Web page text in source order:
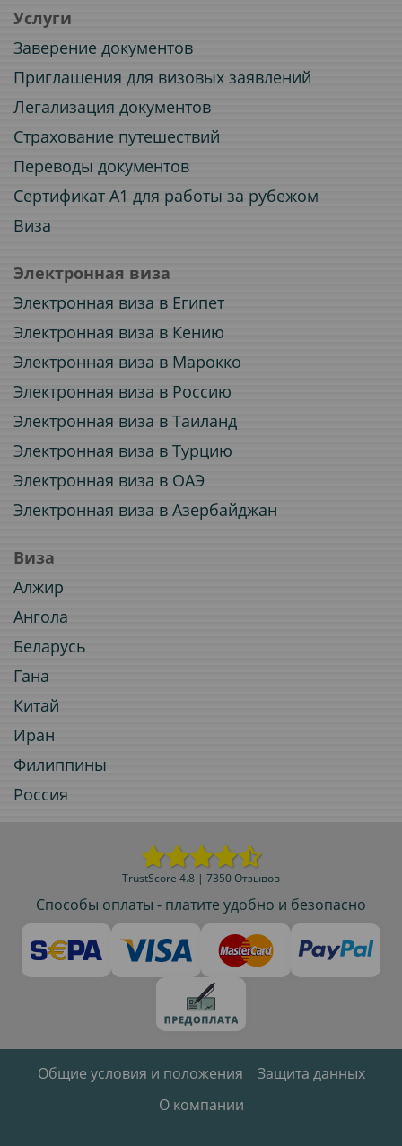
Услуги
Заверение документов
Приглашения для визовых заявлений
Легализация документов
Страхование путешествий
Переводы документов
Сертификат A1 для работы за рубежом
Виза
Электронная виза
Электронная виза в Египет
Электронная виза в Кению
Электронная виза в Марокко
Электронная виза в Россию
Электронная виза в Таиланд
Электронная виза в Турцию
Электронная виза в ОАЭ
Электронная виза в Азербайджан
Виза
Алжир
Ангола
Беларусь
Гана
Китай
Иран
Филиппины
Россия
TrustScore 4.8 | 7350 Отзывов
Способы оплаты - платите удобно и безопасно
Общие условия и положения
Защита данных
О компании